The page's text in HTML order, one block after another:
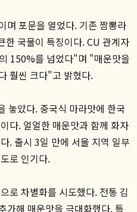
며 포문을 열었다. 기존 짬뽕라
한 국물이 특징이다. CU 관계자
150%를 넘었다"며 "매운맛을
훨씬 크다"고 밝혔다.
놓았다. 중국식 마라맛에 한국
다. 얼얼한 매운맛과 함께 화자
. 출시 3일 만에 서울 지역 일부
로 인기다.
로 차별화를 시도했다. 전통 김
가해 매운맛을 극대화했다. 특